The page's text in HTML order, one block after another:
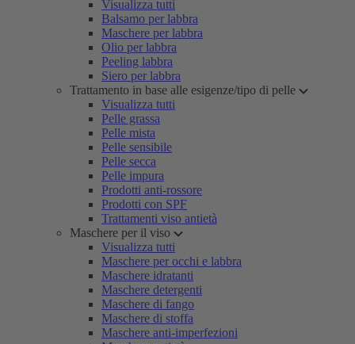
Visualizza tutti
Balsamo per labbra
Maschere per labbra
Olio per labbra
Peeling labbra
Siero per labbra
Trattamento in base alle esigenze/tipo di pelle
Visualizza tutti
Pelle grassa
Pelle mista
Pelle sensibile
Pelle secca
Pelle impura
Prodotti anti-rossore
Prodotti con SPF
Trattamenti viso antietà
Maschere per il viso
Visualizza tutti
Maschere per occhi e labbra
Maschere idratanti
Maschere detergenti
Maschere di fango
Maschere di stoffa
Maschere anti-imperfezioni